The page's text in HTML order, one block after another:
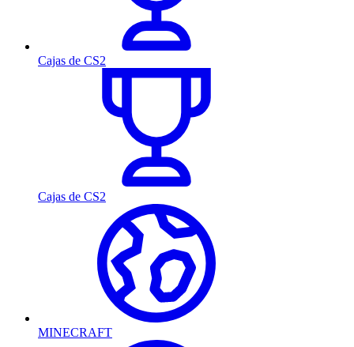
Cajas de CS2
Cajas de CS2
MINECRAFT